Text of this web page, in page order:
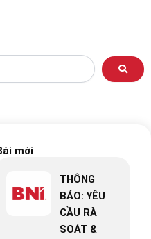
mới
THÔNG
BÁO: YÊU
CẦU RÀ
SOÁT &